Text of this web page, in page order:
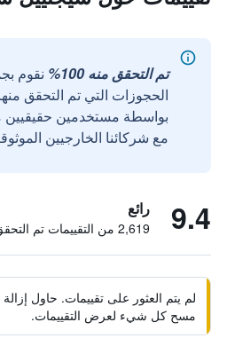
تم التحقق منه 100%
نقوم
الحجوزات التي تم التحقق
مع شركائنا الخارجيين
9.4 رائع
2,619 من التقييمات تم التحقق منها
لم يتم العثور على تقييمات. حاول
مسح كل شيء لعرض التقييمات.